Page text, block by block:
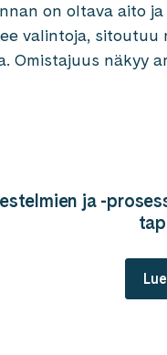
on oltava aito
valintoja, sitoutuu
Omistajuus näkyy
ja -